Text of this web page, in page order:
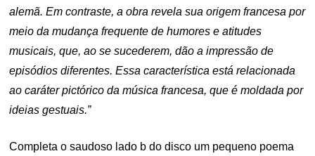
alemã. Em contraste, a obra revela sua origem francesa por
meio da mudança frequente de humores e atitudes
musicais, que, ao se sucederem, dão a impressão de
episódios diferentes. Essa característica está relacionada
ao caráter pictórico da música francesa, que é moldada por
ideias gestuais.”
Completa o saudoso lado b do disco um pequeno poema